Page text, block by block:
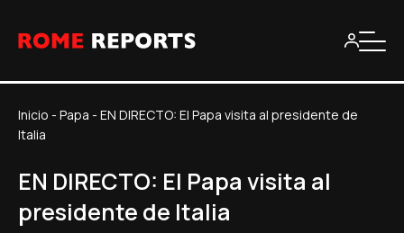
Inicio - Papa - EN DIRECTO: El Papa visita al presidente de
Italia
EN DIRECTO: El Papa visita al
presidente de Italia